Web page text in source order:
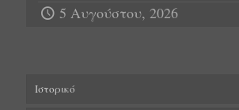
5 Αυγούστου, 2026
Ιστορικό